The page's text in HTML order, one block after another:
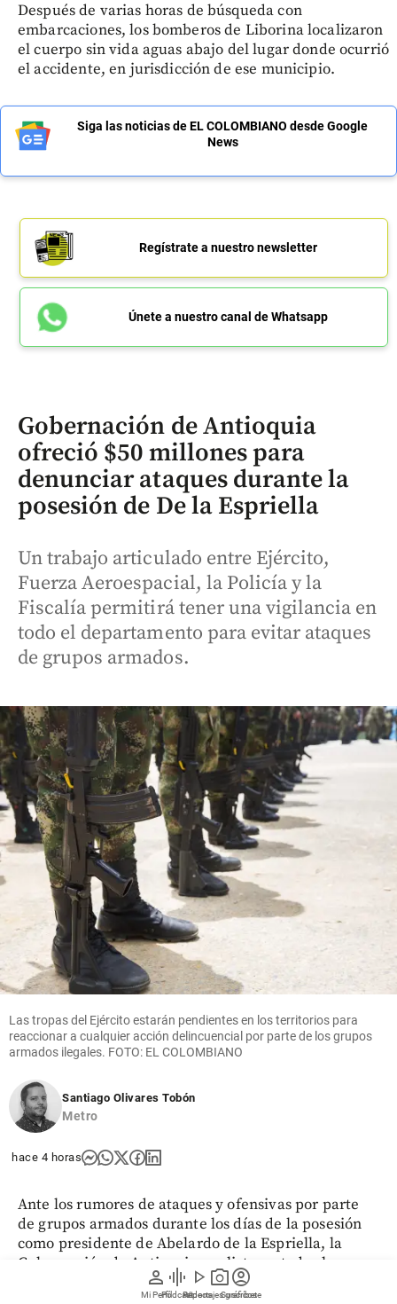
person
Mi Perfil
graphic_eq
Pódcast
play_arrow
Videos
photo_camera
Reportajes gráficos
account_circle
Suscríbete
Después de varias horas de búsqueda con
embarcaciones, los bomberos de Liborina localizaron
el cuerpo sin vida aguas abajo del lugar donde ocurrió
el accidente, en jurisdicción de ese municipio.
Siga las noticias de EL COLOMBIANO desde Google
News
Regístrate a nuestro newsletter
Únete a nuestro canal de Whatsapp
Gobernación de Antioquia
ofreció $50 millones para
denunciar ataques durante la
posesión de De la Espriella
Un trabajo articulado entre Ejército,
Fuerza Aeroespacial, la Policía y la
Fiscalía permitirá tener una vigilancia en
todo el departamento para evitar ataques
de grupos armados.
Las tropas del Ejército estarán pendientes en los territorios para
reaccionar a cualquier acción delincuencial por parte de los grupos
armados ilegales. FOTO: EL COLOMBIANO
Santiago Olivares Tobón
Metro
hace 4 horas
Ante los rumores de ataques y ofensivas por parte
de grupos armados durante los días de la posesión
como presidente de Abelardo de la Espriella, la
Gobernación de Antioquia se alista en todos los
frentes para evitarlos. Entre ellos se encuentra la